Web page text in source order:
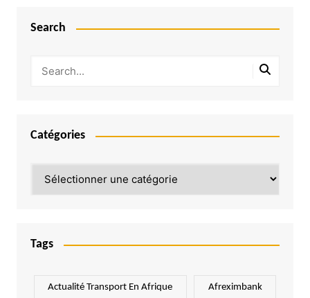
Search
Catégories
Tags
Actualité Transport En Afrique Afreximbank